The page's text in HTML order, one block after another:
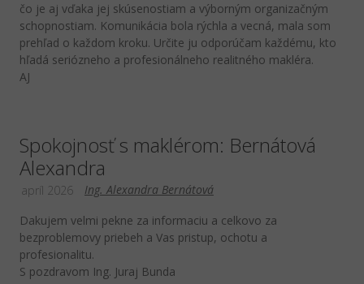
čo je aj vďaka jej skúsenostiam a výborným organizačným
schopnostiam. Komunikácia bola rýchla a vecná, mala som
prehľad o každom kroku. Určite ju odporúčam každému, kto
hľadá seriózneho a profesionálneho realitného makléra.
AJ
Spokojnosť s maklérom: Bernátová
Alexandra
Ing. Alexandra Bernátová
apríl 2026
Dakujem velmi pekne za informaciu a celkovo za
bezproblemovy priebeh a Vas pristup, ochotu a
profesionalitu.
S pozdravom Ing. Juraj Bunda